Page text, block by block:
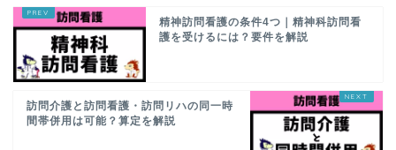
精神訪問看護の条件4つ｜精神科訪問看
護を受けるには？要件を解説
訪問介護と訪問看護・訪問リハの同一時
間帯併用は可能？算定を解説